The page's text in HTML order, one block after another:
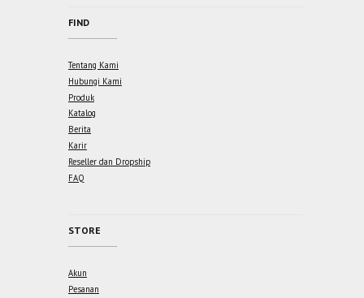
FIND
Tentang Kami
Hubungi Kami
Produk
Katalog
Berita
Karir
Reseller dan Dropship
FAQ
STORE
Akun
Pesanan